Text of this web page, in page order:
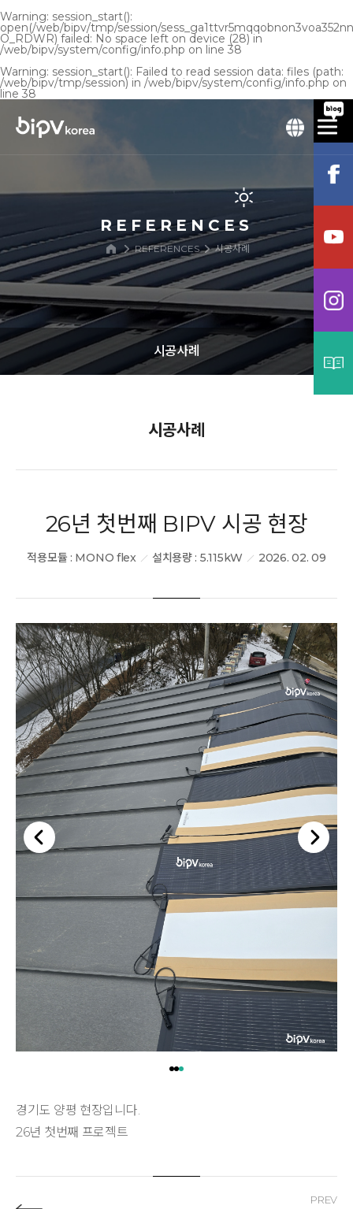
Warning: session_start():
open(/web/bipv/tmp/session/
O_RDWR) failed: No space left on device (28) in
/web/bipv/system/config/info.php on line 38
Warning: session_start(): Failed to read session data: files (path:
/web/bipv/tmp/session) in /web/bipv/system/config/info.php on
line 38
REFERENCES
REFERENCES 시공사례
시공사례
시공사례
26년 첫번째 BIPV 시공 현장
적용모듈 : MONO flex 설치용량 : 5.115kW 2026. 02. 09
경기도 양평 현장입니다.
26년 첫번째 프로젝트
PREV